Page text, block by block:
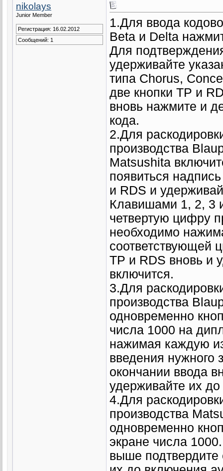
nikolays
Junior Member
Регистрация: 16.02.2012
Сообщений: 1
1.Для ввода
Beta и Delta
Для
удерживайте
типа Chorus,
две кнопки TP и
вновь нажмите и
кода.
2.Для
производства
Matsushita
появиться
и RDS и
Клавишами 1, 2, 3
четвертую цифру
необходимо
соответствующей
TP и RDS вновь и
включится.
3.Для
производства
одновременно
числа 1000 на
нажимая каждую
введения нужного
окончании ввода
удерживайте их
4.Для
производства
одновременно
экране числа
выше подтвердите